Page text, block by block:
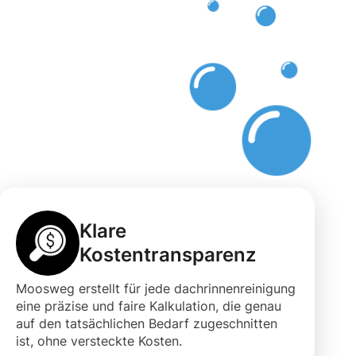
Klare
Kostentransparenz
Moosweg erstellt für jede dachrinnenreinigung
eine präzise und faire Kalkulation, die genau
auf den tatsächlichen Bedarf zugeschnitten
ist, ohne versteckte Kosten.